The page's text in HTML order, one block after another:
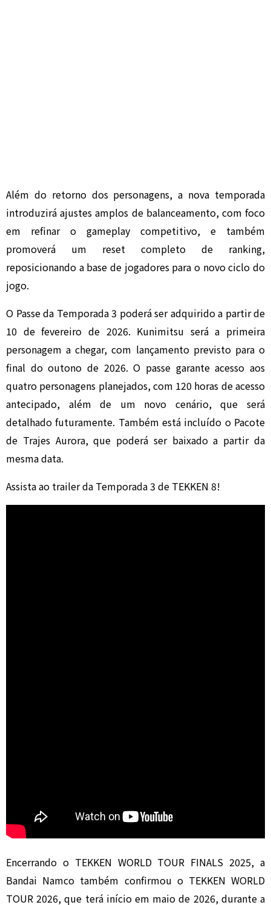
Além do retorno dos personagens, a nova temporada
introduzirá ajustes amplos de balanceamento, com foco
em refinar o gameplay competitivo, e também
promoverá um reset completo de ranking,
reposicionando a base de jogadores para o novo ciclo do
jogo.
O Passe da Temporada 3 poderá ser adquirido a partir de
10 de fevereiro de 2026. Kunimitsu será a primeira
personagem a chegar, com lançamento previsto para o
final do outono de 2026. O passe garante acesso aos
quatro personagens planejados, com 120 horas de acesso
antecipado, além de um novo cenário, que será
detalhado futuramente. Também está incluído o Pacote
de Trajes Aurora, que poderá ser baixado a partir da
mesma data.
Assista ao trailer da Temporada 3 de TEKKEN 8!
Encerrando o TEKKEN WORLD TOUR FINALS 2025, a
Bandai Namco também confirmou o TEKKEN WORLD
TOUR 2026, que terá início em maio de 2026, durante a